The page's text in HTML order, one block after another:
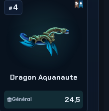
# 4
Dragon Aquanaute
Général 24,5